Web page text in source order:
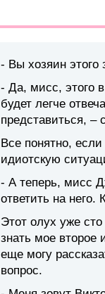
- Вы хозяин этого
- Да, мисс, этого
будет легче
представиться, –
Все понятно,
идиотскую
- А теперь, мисс
ответить на него.
Этот олух уже
знать мое второе
еще могу
вопрос.